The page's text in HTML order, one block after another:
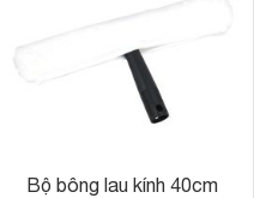
Bộ bông lau kính 40cm